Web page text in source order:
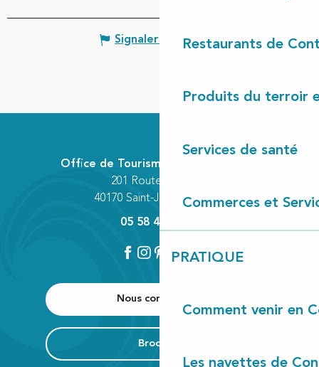
Restaurants de
Produits du terroir
Services de santé
Commerces et
PRATIQUE
Comment venir en
Les navettes de
Signaler une erreur
Nous contacter
Brochure
Office de Tourisme Communautaire
201 Route des Lacs
40170 Saint-Julien-en-Born
05 58 42 89 80